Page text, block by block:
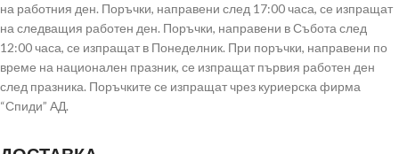
на работния ден. Поръчки, направени след 17:00 часа, се изпращат
на следващия работен ден. Поръчки, направени в Събота след
12:00 часа, се изпращат в Понеделник. При поръчки, направени по
време на национален празник, се изпращат първия работен ден
след празника. Поръчките се изпращат чрез куриерска фирма
“Спиди” АД.